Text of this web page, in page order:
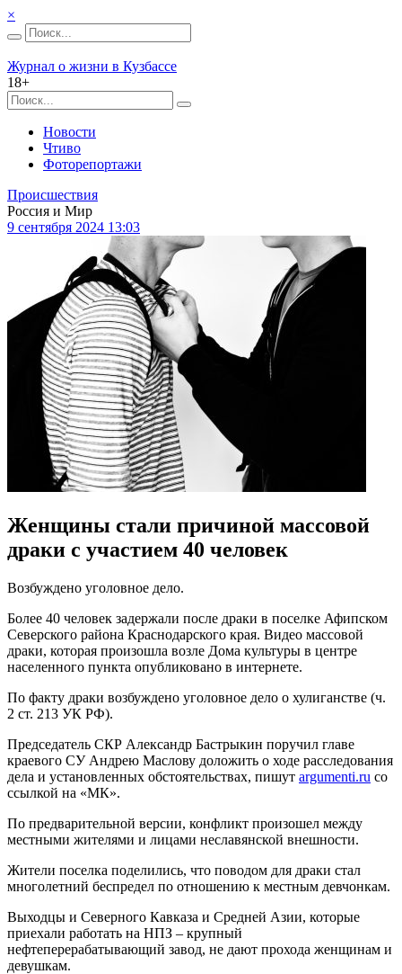
×
Журнал о жизни в Кузбассе
18+
Новости
Чтиво
Фоторепортажи
Происшествия
Россия и Мир
9 сентября 2024 13:03
Женщины стали причиной массовой
драки с участием 40 человек
Возбуждено уголовное дело.
Более 40 человек задержали после драки в поселке Афипском
Северского района Краснодарского края. Видео массовой
драки, которая произошла возле Дома культуры в центре
населенного пункта опубликовано в интернете.
По факту драки возбуждено уголовное дело о хулиганстве (ч.
2 ст. 213 УК РФ).
Председатель СКР Александр Бастрыкин поручил главе
краевого СУ Андрею Маслову доложить о ходе расследования
дела и установленных обстоятельствах, пишут argumenti.ru со
ссылкой на «МК».
По предварительной версии, конфликт произошел между
местными жителями и лицами неславянской внешности.
Жители поселка поделились, что поводом для драки стал
многолетний беспредел по отношению к местным девчонкам.
Выходцы и Северного Кавказа и Средней Азии, которые
приехали работать на НПЗ – крупный
нефтеперерабатывающий завод, не дают прохода женщинам и
девушкам.